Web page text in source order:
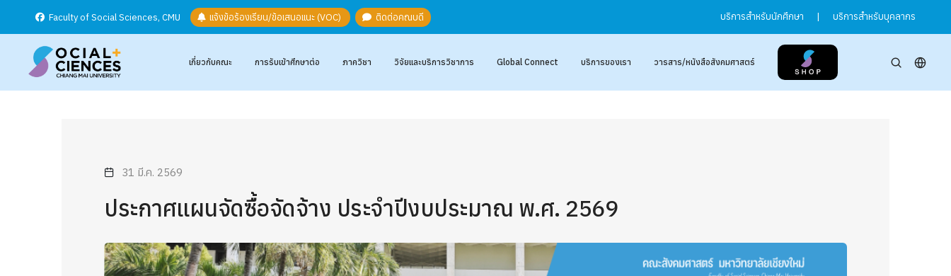
Faculty of Social Sciences, CMU แจ้งข้อร้องเรียน/ข้อเสนอแนะ (VOC) ติดต่อคณบดี บริการสำหรับนักศึกษา | บริการสำหรับบุคลากร
เกี่ยวกับคณะ การรับเข้าศึกษาต่อ ภาควิชา วิจัยและบริการวิชาการ Global Connect บริการของเรา วารสาร/หนังสือสังคมศาสตร์
31 มี.ค. 2569
ประกาศแผนจัดซื้อจัดจ้าง ประจำปีงบประมาณ พ.ศ. 2569